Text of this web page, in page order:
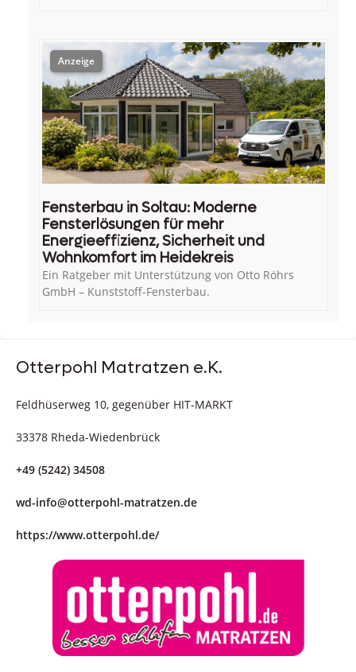
Fensterbau in Soltau: Moderne
Fensterlösungen für mehr
Energieeffizienz, Sicherheit und
Wohnkomfort im Heidekreis
Ein Ratgeber mit Unterstützung von Otto Röhrs
GmbH – Kunststoff-Fensterbau.
Otterpohl Matratzen e.K.
Feldhüserweg 10, gegenüber HIT-MARKT
33378 Rheda-Wiedenbrück
+49 (5242) 34508
wd-info@otterpohl-matratzen.de
https://www.otterpohl.de/